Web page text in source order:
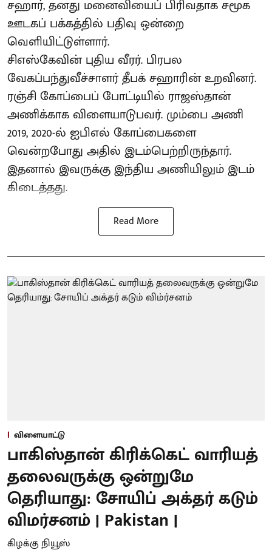
சஹார், தனது மனைவியைப் பிரிவதாக சமூக
ஊடகப் பக்கத்தில் பதிவு ஒன்றை
வெளியிட்டுள்ளார்.
சிஎஸ்கேவின் புதிய வீரர். பிரபல
வேகப்பந்துவீச்சாளர் தீபக் சஹாரின் உறவினர்.
ரஞ்சி கோப்பைப் போட்டியில் ராஜஸ்தான்
அணிக்காக விளையாடுபவர். மும்பை அணி
2019, 2020-ல் ஐபிஎல் கோப்பைகளை
வென்றபோது அதில் இடம்பெற்றிருந்தார்.
இதனால் இவருக்கு இந்திய அணியிலும் இடம்
கிடைத்தது.
Read More
விளையாட்டு
பாகிஸ்தான் கிரிக்கெட் வாரியத்
தலைவருக்கு ஒன்றுமே
தெரியாது: சோயிப் அக்தர் கடும்
விமர்சனம் | Pakistan |
கிழக்கு நியூஸ்